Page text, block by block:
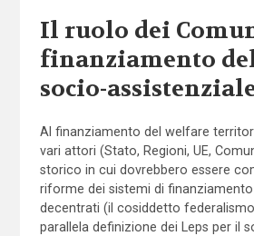
Il ruolo dei
finanziamento
socio-
Al finanziamento del welfare
vari attori (Stato, Regioni, UE,
storico in cui dovrebbero essere
riforme dei sistemi di
decentrati (il cosiddetto
parallela definizione dei Leps per il